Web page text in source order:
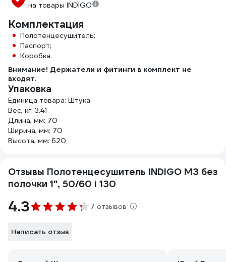
на товары INDIGO
Комплектация
Полотенцесушитель;
Паспорт;
Коробка.
Внимание! Держатели и фитинги в комплект не
входят.
Упаковка
Единица товара: Штука
Вес, кг: 3.41
Длина, мм: 70
Ширина, мм: 70
Высота, мм: 620
Отзывы Полотенцесушитель INDIGO M3 без
полочки 1", 50/60 i 130
4.3 7 отзывов
Написать отзыв